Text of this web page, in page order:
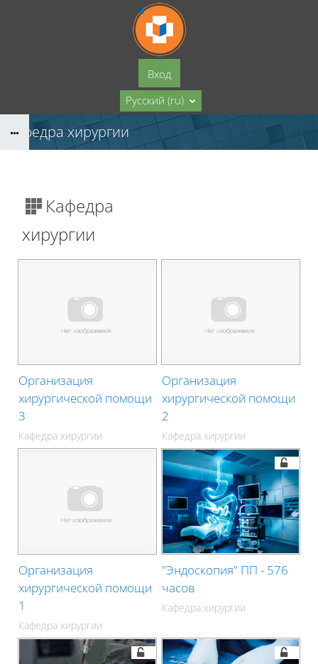
Перейти к основному содержанию
Вход
Русский ‎(ru)‎
Кафедра хирургии
Кафедра
хирургии
Организация
хирургической помощи
3
Кафедра хирургии
Организация
хирургической помощи
2
Кафедра хирургии
Организация
хирургической помощи
1
Кафедра хирургии
"Эндоскопия" ПП - 576
часов
Кафедра хирургии